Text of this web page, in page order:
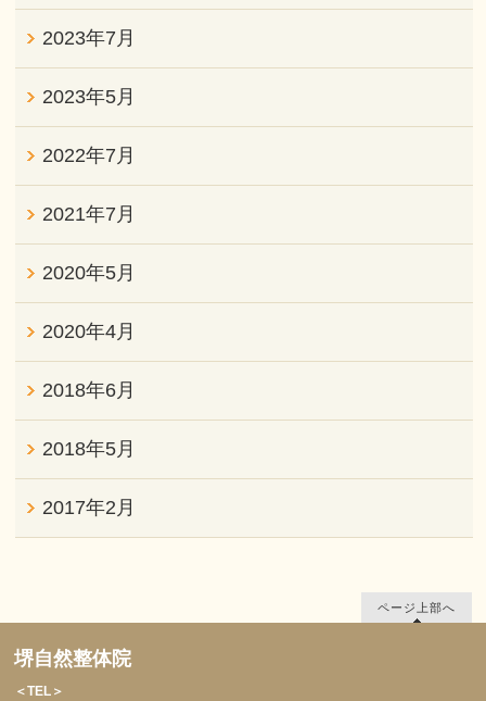
2023年7月
2023年5月
2022年7月
2021年7月
2020年5月
2020年4月
2018年6月
2018年5月
2017年2月
ページ上部へ
堺自然整体院
＜TEL＞